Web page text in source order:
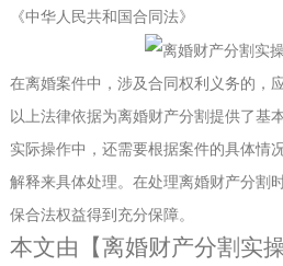
《中华人民共和国合同法》
在离婚案件中，涉及合同权利义务的，
以上法律依据为离婚财产分割提供了基
实际操作中，还需要根据案件的具体情
解释来具体处理。在处理离婚财产分割
保合法权益得到充分保障。
本文由【离婚财产分割实